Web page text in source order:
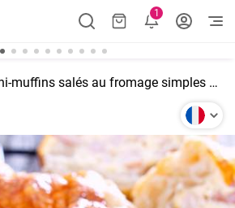
1
Mini-muffins salés au fromage simples et rapides